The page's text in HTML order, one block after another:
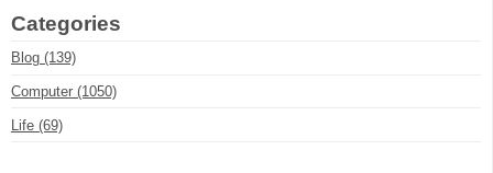
Categories
Blog (139)
Computer (1050)
Life (69)